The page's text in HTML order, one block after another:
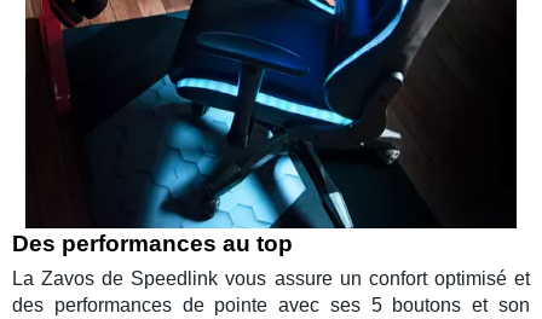
Des performances au top
La Zavos de Speedlink vous assure un confort optimisé et
des performances de pointe avec ses 5 boutons et son